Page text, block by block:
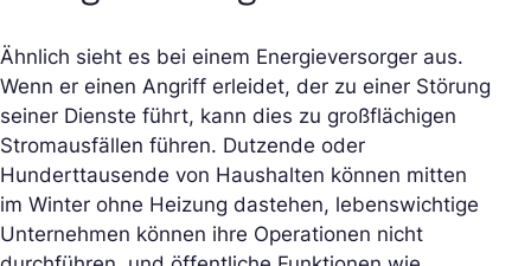
Ähnlich sieht es bei einem Energieversorger aus.
Wenn er einen Angriff erleidet, der zu einer Störung
seiner Dienste führt, kann dies zu großflächigen
Stromausfällen führen. Dutzende oder
Hunderttausende von Haushalten können mitten
im Winter ohne Heizung dastehen, lebenswichtige
Unternehmen können ihre Operationen nicht